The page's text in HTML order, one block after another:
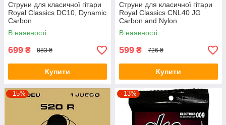
Струни для класичної гітари
Royal Classics DC10, Dynamic
Carbon
В наявності
699 ₴ 883 ₴
Купити
Струни для класичної гітари
Royal Classics CNL40 JG
Carbon and Nylon
В наявності
599 ₴ 726 ₴
Купити
–15% –13%